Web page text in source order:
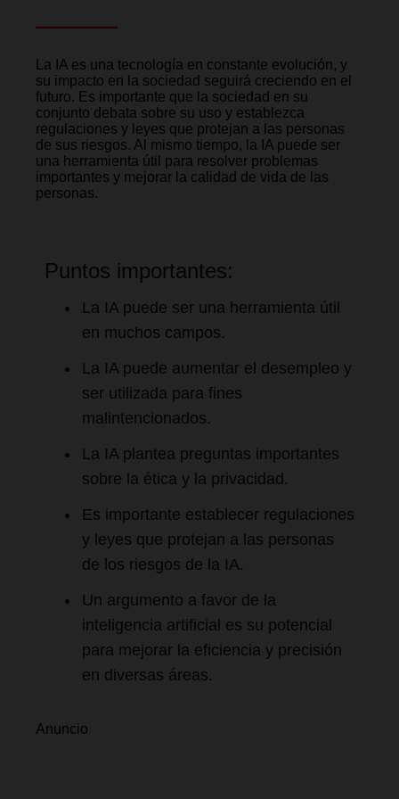
La IA es una tecnología en constante evolución, y
su impacto en la sociedad seguirá creciendo en el
futuro. Es importante que la sociedad en su
conjunto debata sobre su uso y establezca
regulaciones y leyes que protejan a las personas
de sus riesgos. Al mismo tiempo, la IA puede ser
una herramienta útil para resolver problemas
importantes y mejorar la calidad de vida de las
personas.
Puntos importantes:
La IA puede ser una herramienta útil
en muchos campos.
La IA puede aumentar el desempleo y
ser utilizada para fines
malintencionados.
La IA plantea preguntas importantes
sobre la ética y la privacidad.
Es importante establecer regulaciones
y leyes que protejan a las personas
de los riesgos de la IA.
Un argumento a favor de la
inteligencia artificial es su potencial
para mejorar la eficiencia y precisión
en diversas áreas.
Anuncio